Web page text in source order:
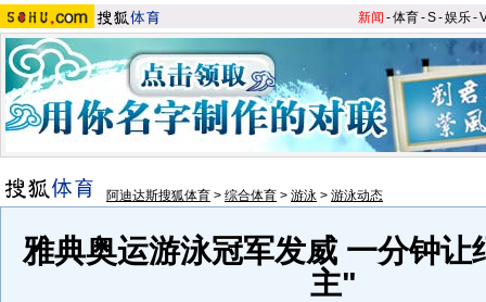
新闻 -体育-S-娱乐-
阿迪达斯搜狐体育 > 综合体育 > 游泳 > 游泳动态
雅典奥运游泳冠军发威 一分钟让
主"